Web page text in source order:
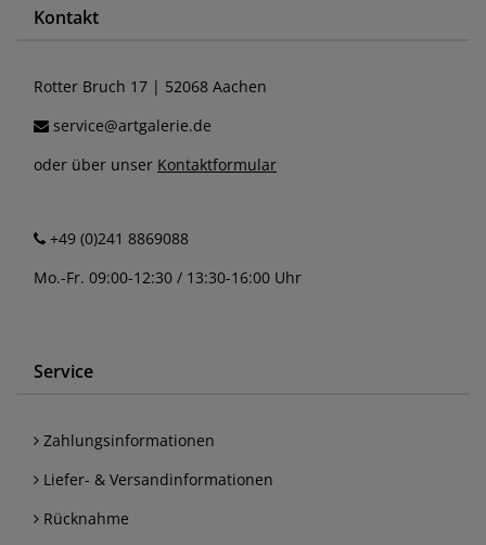
Kontakt
Rotter Bruch 17 | 52068 Aachen
service@artgalerie.de
oder über unser Kontaktformular
+49 (0)241 8869088
Mo.-Fr. 09:00-12:30 / 13:30-16:00 Uhr
Service
Zahlungsinformationen
Liefer- & Versandinformationen
Rücknahme